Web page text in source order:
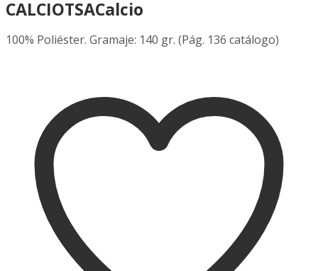
CALCIOTSACalcio
100% Poliéster. Gramaje: 140 gr. (Pág. 136 catálogo)